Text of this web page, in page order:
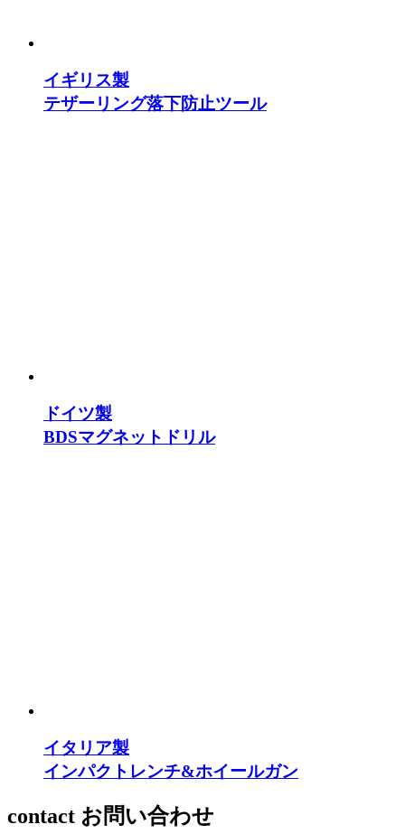
イギリス製
テザーリング落下防止ツール
ドイツ製
BDSマグネットドリル
イタリア製
インパクトレンチ&ホイールガン
contact お問い合わせ